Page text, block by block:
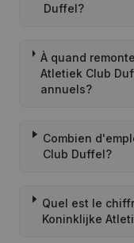
Duffel?
À quand
Atletiek Club
annuels?
Combien
Club Duffel?
Quel est le
Koninklijke